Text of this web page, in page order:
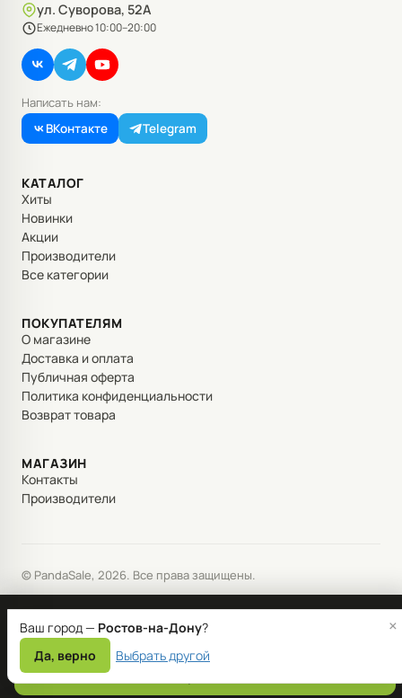
ул. Суворова, 52А
Ежедневно 10:00–20:00
Написать нам:
ВКонтакте
Telegram
КАТАЛОГ
Хиты
Новинки
Акции
Производители
Все категории
ПОКУПАТЕЛЯМ
О магазине
Доставка и оплата
Публичная оферта
Политика конфиденциальности
Возврат товара
МАГАЗИН
Контакты
Производители
© PandaSale, 2026. Все права защищены.
Мы используем файлы cookie для корректной работы сайта и
улучшения сервиса. Продолжая пользоваться сайтом, вы
соглашаетесь с
политикой обработки данных
Ваш город — Ростов-на-Дону?
Да, верно
Выбрать другой
×